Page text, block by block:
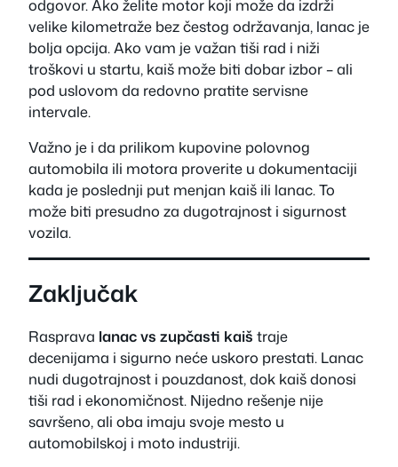
odgovor. Ako želite motor koji može da izdrži
velike kilometraže bez čestog održavanja, lanac je
bolja opcija. Ako vam je važan tiši rad i niži
troškovi u startu, kaiš može biti dobar izbor – ali
pod uslovom da redovno pratite servisne
intervale.
Važno je i da prilikom kupovine polovnog
automobila ili motora proverite u dokumentaciji
kada je poslednji put menjan kaiš ili lanac. To
može biti presudno za dugotrajnost i sigurnost
vozila.
Zaključak
Rasprava lanac vs zupčasti kaiš traje
decenijama i sigurno neće uskoro prestati. Lanac
nudi dugotrajnost i pouzdanost, dok kaiš donosi
tiši rad i ekonomičnost. Nijedno rešenje nije
savršeno, ali oba imaju svoje mesto u
automobilskoj i moto industriji.